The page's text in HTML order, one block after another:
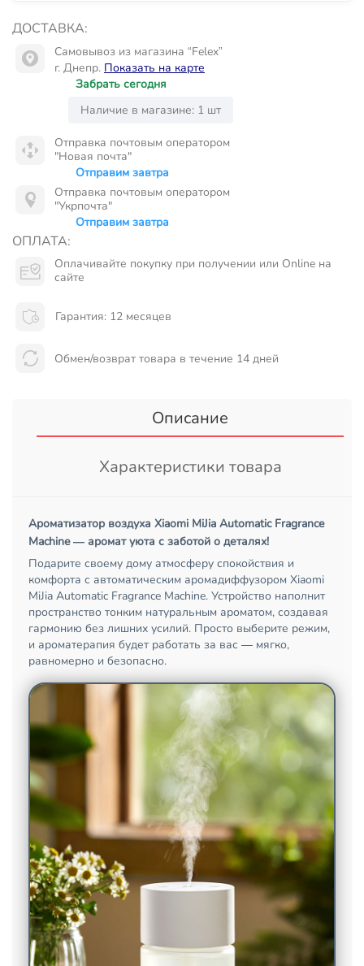
ДОСТАВКА:
Самовывоз из магазина “Felex”
г. Днепр. Показать на карте
Забрать сегодня
Наличие в магазине: 1 шт
Отправка почтовым оператором
"Новая почта"
Отправим завтра
Отправка почтовым оператором
"Укрпочта"
Отправим завтра
ОПЛАТА:
Оплачивайте покупку при получении или Online на
сайте
Гарантия: 12 месяцев
Обмен/возврат товара в течение 14 дней
Описание
Характеристики товара
Ароматизатор воздуха Xiaomi MiJia Automatic Fragrance
Machine — аромат уюта с заботой о деталях!
Подарите своему дому атмосферу спокойствия и
комфорта с автоматическим аромадиффузором Xiaomi
MiJia Automatic Fragrance Machine. Устройство наполнит
пространство тонким натуральным ароматом, создавая
гармонию без лишних усилий. Просто выберите режим,
и ароматерапия будет работать за вас — мягко,
равномерно и безопасно.